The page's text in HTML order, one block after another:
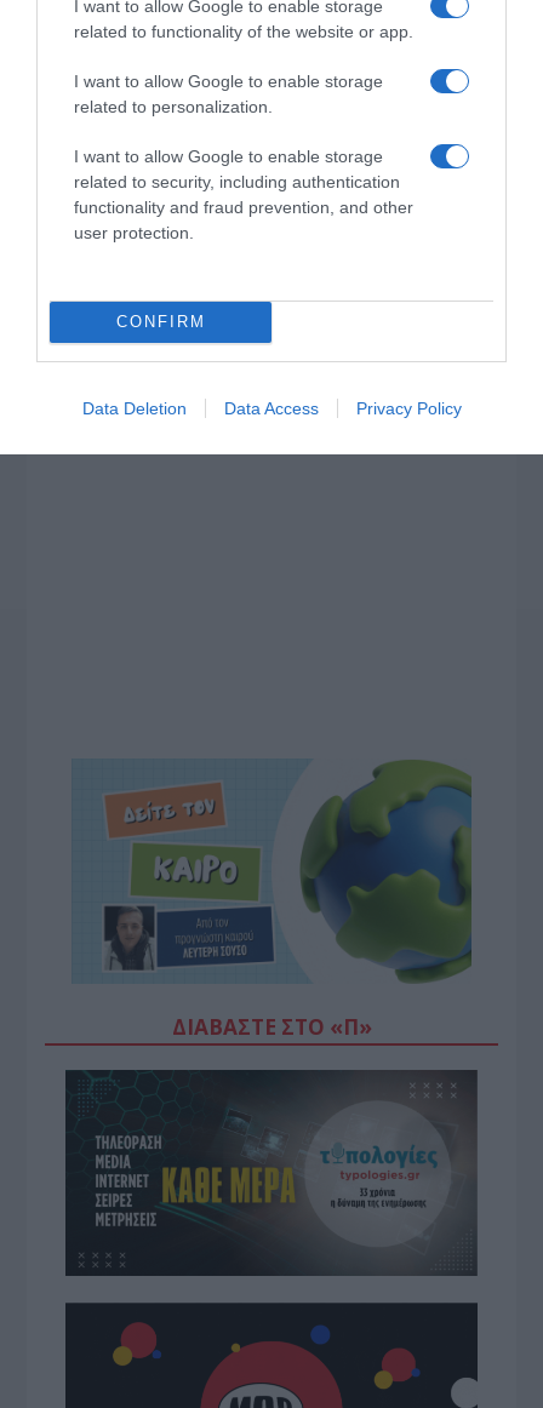
I want to allow Google to enable storage
related to functionality of the website or app.
I want to allow Google to enable storage
related to personalization.
I want to allow Google to enable storage
related to security, including authentication
functionality and fraud prevention, and other
user protection.
CONFIRM
Data Deletion Data Access Privacy Policy
ΔΙΑΒΆΣΤΕ ΣΤΟ «Π»